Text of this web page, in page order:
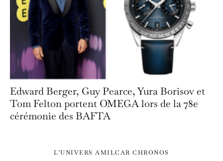
Edward Berger, Guy Pearce, Yura Borisov et
Tom Felton portent OMEGA lors de la 78e
cérémonie des BAFTA
L’UNIVERS AMILCAR CHRONOS